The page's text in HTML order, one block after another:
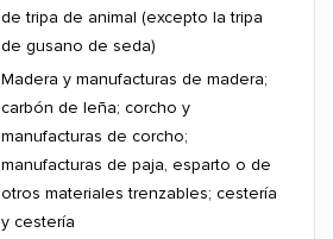
de tripa de animal (excepto la tripa
de gusano de seda)
Madera y manufacturas de madera;
carbón de leña; corcho y
manufacturas de corcho;
manufacturas de paja, esparto o de
otros materiales trenzables; cestería
y cestería